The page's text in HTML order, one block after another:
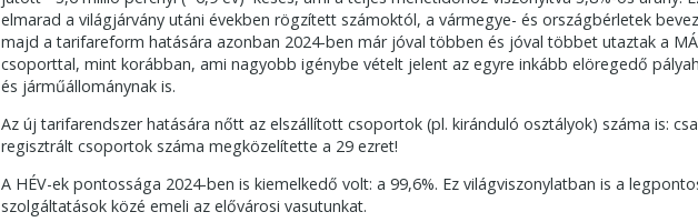
elmarad a világjárvány utáni években rögzített számoktól, a vármegye- és országbérletek
majd a tarifareform hatására azonban 2024-ben már jóval többen és jóval többet utaztak a
csoporttal, mint korábban, ami nagyobb igénybe vételt jelent az egyre inkább elöregedő
és járműállománynak is.
Az új tarifarendszer hatására nőtt az elszállított csoportok (pl. kiránduló osztályok) száma is:
regisztrált csoportok száma megközelítette a 29 ezret!
A HÉV-ek pontossága 2024-ben is kiemelkedő volt: a 99,6%. Ez világviszonylatban is a
szolgáltatások közé emeli az elővárosi vasutunkat.